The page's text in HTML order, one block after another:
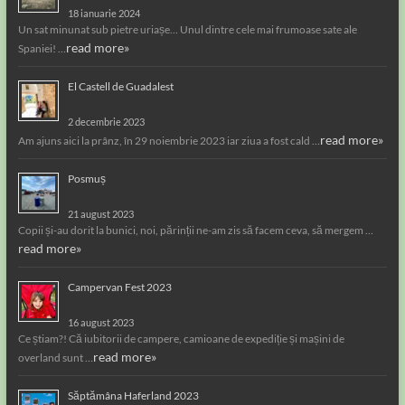
18 ianuarie 2024
Un sat minunat sub pietre uriașe… Unul dintre cele mai frumoase sate ale
Spaniei! …read more»
El Castell de Guadalest
2 decembrie 2023
Am ajuns aici la prânz, în 29 noiembrie 2023 iar ziua a fost cald …read more»
Posmuș
21 august 2023
Copii și-au dorit la bunici, noi, părinții ne-am zis să facem ceva, să mergem …
read more»
Campervan Fest 2023
16 august 2023
Ce știam?! Că iubitorii de campere, camioane de expediție și mașini de
overland sunt …read more»
Săptămâna Haferland 2023